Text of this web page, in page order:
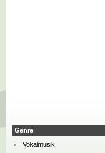
Genre
Vokalmusik